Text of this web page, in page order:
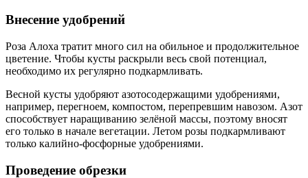
Внесение удобрений
Роза Алоха тратит много сил на обильное и продолжительное
цветение. Чтобы кусты раскрыли весь свой потенциал,
необходимо их регулярно подкармливать.
Весной кусты удобряют азотосодержащими удобрениями,
например, перегноем, компостом, перепревшим навозом. Азот
способствует наращиванию зелёной массы, поэтому вносят
его только в начале вегетации. Летом розы подкармливают
только калийно-фосфорные удобрениями.
Проведение обрезки